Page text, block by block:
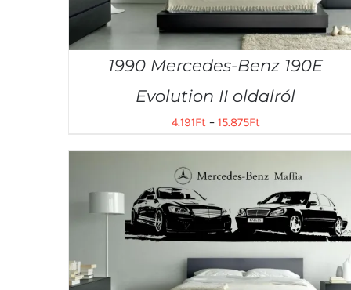
1990 Mercedes-Benz 190E
Evolution II oldalról
4.191Ft– 15.875Ft